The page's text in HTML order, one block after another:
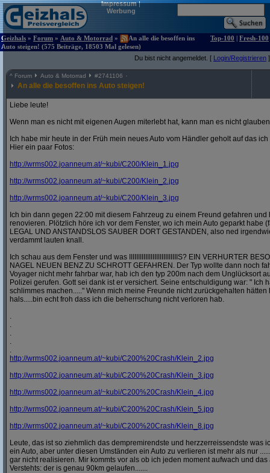
Impressum|
Werbung
Geizhals » Forum » Auto & Motorrad »
An alle die besoffen ins
Auto steigen! (575 Beiträge, 18503 Mal gelesen)
Top-100 | Fresh-100
Du bist nicht angemeldet. [ Login/Registrieren ]
^ Forum Auto & Motorrad #2741106
An alle die besoffen ins Auto steigen!
Liebe leute!
Wenn man es nicht mit eigenen Augen miterlebt hat, kann man es nicht
Ich habe mir heute in der Früh mein neues Auto vom Händler geholt auf das
Hier ein paar Fotos:
http://wrms002.joanneum.at/~kubi/C200/Klein_1.jpg
http://wrms002.joanneum.at/~kubi/C200/Klein_2.jpg
http://wrms002.joanneum.at/~kubi/C200/Klein_3.jpg
Ich bin dann gegen 22:00 mit diesem Fahrzeug zu einem Freund gefahren
renovieren. Plötzlich höre ich vor dem Fenster, wo ich mein Auto geparkt habe
LEGAL UND ANSTANDSLOS SAUBER DORT GESTANDEN, also ned
verdammt lauten knall.
Ich schau aus dem Fenster und was IIIIIIIIIIIIIIIIIIIIIIIIIIIS? EIN VERHURTER
NAGEL NEUEN BENZ ZU SCHROTT GEFAHREN. Der Typ wollte dann noch
Voyager nicht mehr fahrbar war, hab ich den typ 200m nach dem Unglücksort
Polizei gerufen. Gott sei dank ist er versichert. Seine entschuldigung war: " Ich
schlimmes machen....." Wenn mich meine Freunde nicht zurückgehalten
hals.....bin echt froh dass ich die beherrschung nicht verloren hab.
.
.
.
.
.
http://wrms002.joanneum.at/~kubi/C200%20Crash/Klein_2.jpg
http://wrms002.joanneum.at/~kubi/C200%20Crash/Klein_3.jpg
http://wrms002.joanneum.at/~kubi/C200%20Crash/Klein_4.jpg
http://wrms002.joanneum.at/~kubi/C200%20Crash/Klein_5.jpg
http://wrms002.joanneum.at/~kubi/C200%20Crash/Klein_8.jpg
Leute, das ist so ziehmlich das dempremirendste und herzzerreissendste was
ein Auto, aber unter diesen Umständen ein Auto zu verlieren ist mehr als nur
gar nicht realisieren. Mir kommts vor als ob ich jeden moment aufwach und das
Verstehts: der is genau 90km gelaufen.......